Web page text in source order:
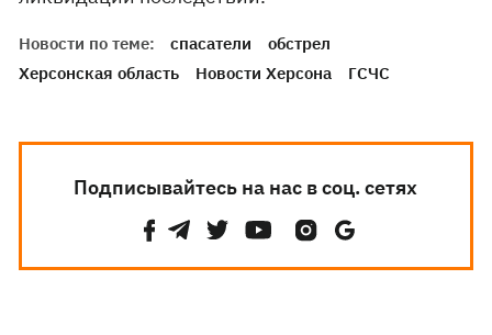
Новости по теме: спасатели
обстрел
Херсонская область
Новости Херсона ГСЧС
Подписывайтесь на нас в соц. сетях